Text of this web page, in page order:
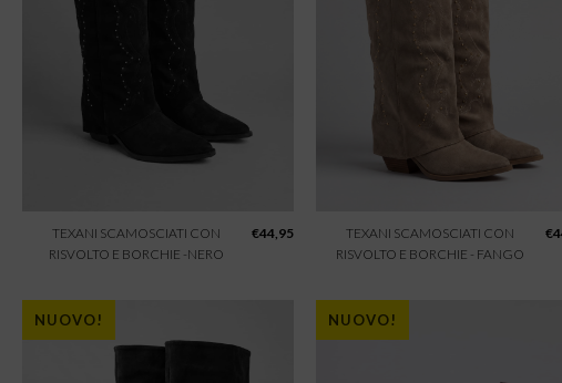
TEXANI SCAMOSCIATI CON
RISVOLTO E BORCHIE -NERO
€44,95
TEXANI SCAMOSCIATI CON
RISVOLTO E BORCHIE - FANGO
€
NUOVO! NUOVO!